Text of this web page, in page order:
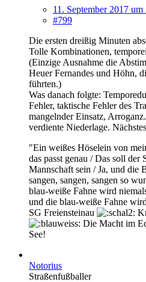
11. September 2017 um
#799
Die ersten dreißig Minuten
Tolle Kombinationen,
(Einzige Ausnahme die
Heuer Fernandes und Höhn,
führten.)
Was danach folgte:
Fehler, taktische Fehler des
mangelnder Einsatz,
verdiente Niederlage.
"Ein weißes Höselein von
das passt genau / Das soll der
Mannschaft sein / Ja, und die
sangen, sangen, sangen so
blau-weiße Fahne wird
und die blau-weiße Fahne
SG Freiensteinau
Die Macht im
See!
Notorius
Straßenfußballer